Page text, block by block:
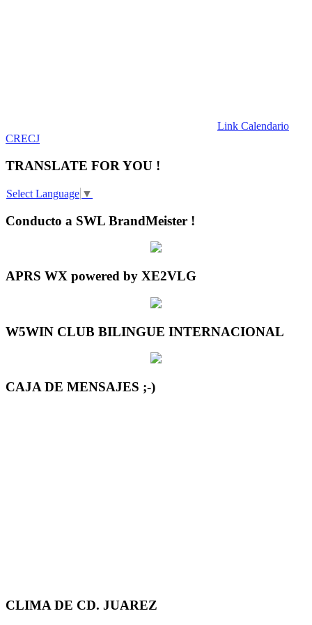
Link Calendario
CRECJ
TRANSLATE FOR YOU !
Select Language ▼
Conducto a SWL BrandMeister !
APRS WX powered by XE2VLG
W5WIN CLUB BILINGUE INTERNACIONAL
CAJA DE MENSAJES ;-)
CLIMA DE CD. JUAREZ